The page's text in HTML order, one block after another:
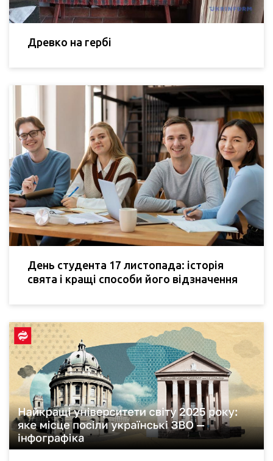
Древко на гербі
День студента 17 листопада: історія
свята і кращі способи його відзначення